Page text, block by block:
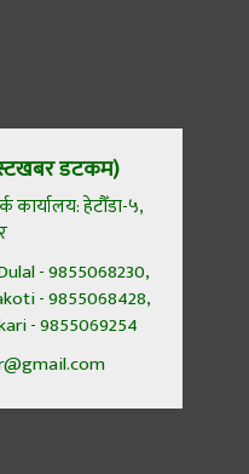
डटकम)
कार्यालय: हेटौँडा-५,
- 9855068230,
- 9855068428,
- 9855069254